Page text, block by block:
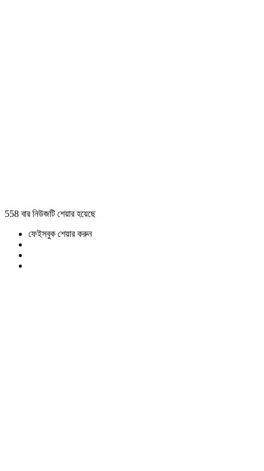
558 বার নিউজটি শেয়ার হয়েছে
ফেইসবুক শেয়ার করুন